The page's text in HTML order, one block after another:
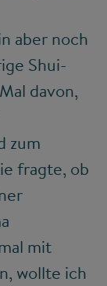
aber noch
Shui-
davon,
zum
fragte, ob
mit
wollte ich